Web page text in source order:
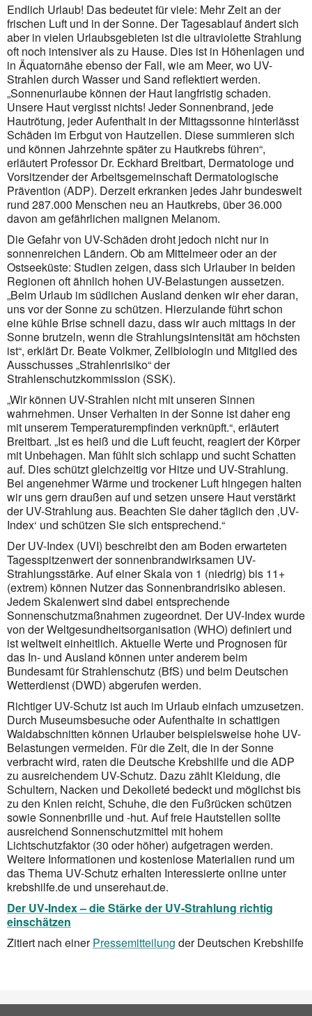
Endlich Urlaub! Das bedeutet für viele: Mehr Zeit an der
frischen Luft und in der Sonne. Der Tagesablauf ändert sich
aber in vielen Urlaubsgebieten ist die ultraviolette Strahlung
oft noch intensiver als zu Hause. Dies ist in Höhenlagen und
in Äquatornähe ebenso der Fall, wie am Meer, wo UV-
Strahlen durch Wasser und Sand reflektiert werden.
„Sonnenurlaube können der Haut langfristig schaden.
Unsere Haut vergisst nichts! Jeder Sonnenbrand, jede
Hautrötung, jeder Aufenthalt in der Mittagssonne hinterlässt
Schäden im Erbgut von Hautzellen. Diese summieren sich
und können Jahrzehnte später zu Hautkrebs führen“,
erläutert Professor Dr. Eckhard Breitbart, Dermatologe und
Vorsitzender der Arbeitsgemeinschaft Dermatologische
Prävention (ADP). Derzeit erkranken jedes Jahr bundesweit
rund 287.000 Menschen neu an Hautkrebs, über 36.000
davon am gefährlichen malignen Melanom.
Die Gefahr von UV-Schäden droht jedoch nicht nur in
sonnenreichen Ländern. Ob am Mittelmeer oder an der
Ostseeküste: Studien zeigen, dass sich Urlauber in beiden
Regionen oft ähnlich hohen UV-Belastungen aussetzen.
„Beim Urlaub im südlichen Ausland denken wir eher daran,
uns vor der Sonne zu schützen. Hierzulande führt schon
eine kühle Brise schnell dazu, dass wir auch mittags in der
Sonne brutzeln, wenn die Strahlungsintensität am höchsten
ist“, erklärt Dr. Beate Volkmer, Zellbiologin und Mitglied des
Ausschusses „Strahlenrisiko“ der
Strahlenschutzkommission (SSK).
„Wir können UV-Strahlen nicht mit unseren Sinnen
wahrnehmen. Unser Verhalten in der Sonne ist daher eng
mit unserem Temperaturempfinden verknüpft.“, erläutert
Breitbart. „Ist es heiß und die Luft feucht, reagiert der Körper
mit Unbehagen. Man fühlt sich schlapp und sucht Schatten
auf. Dies schützt gleichzeitig vor Hitze und UV-Strahlung.
Bei angenehmer Wärme und trockener Luft hingegen halten
wir uns gern draußen auf und setzen unsere Haut verstärkt
der UV-Strahlung aus. Beachten Sie daher täglich den ‚UV-
Index‘ und schützen Sie sich entsprechend.“
Der UV-Index (UVI) beschreibt den am Boden erwarteten
Tagesspitzenwert der sonnenbrandwirksamen UV-
Strahlungsstärke. Auf einer Skala von 1 (niedrig) bis 11+
(extrem) können Nutzer das Sonnenbrandrisiko ablesen.
Jedem Skalenwert sind dabei entsprechende
Sonnenschutzmaßnahmen zugeordnet. Der UV-Index wurde
von der Weltgesundheitsorganisation (WHO) definiert und
ist weltweit einheitlich. Aktuelle Werte und Prognosen für
das In- und Ausland können unter anderem beim
Bundesamt für Strahlenschutz (BfS) und beim Deutschen
Wetterdienst (DWD) abgerufen werden.
Richtiger UV-Schutz ist auch im Urlaub einfach umzusetzen.
Durch Museumsbesuche oder Aufenthalte in schattigen
Waldabschnitten können Urlauber beispielsweise hohe UV-
Belastungen vermeiden. Für die Zeit, die in der Sonne
verbracht wird, raten die Deutsche Krebshilfe und die ADP
zu ausreichendem UV-Schutz. Dazu zählt Kleidung, die
Schultern, Nacken und Dekolleté bedeckt und möglichst bis
zu den Knien reicht, Schuhe, die den Fußrücken schützen
sowie Sonnenbrille und -hut. Auf freie Hautstellen sollte
ausreichend Sonnenschutzmittel mit hohem
Lichtschutzfaktor (30 oder höher) aufgetragen werden.
Weitere Informationen und kostenlose Materialien rund um
das Thema UV-Schutz erhalten Interessierte online unter
krebshilfe.de und unserehaut.de.
Der UV-Index – die Stärke der UV-Strahlung richtig
einschätzen
Zitiert nach einerPressemitteilung der Deutschen Krebshilfe
Social Bookmarks